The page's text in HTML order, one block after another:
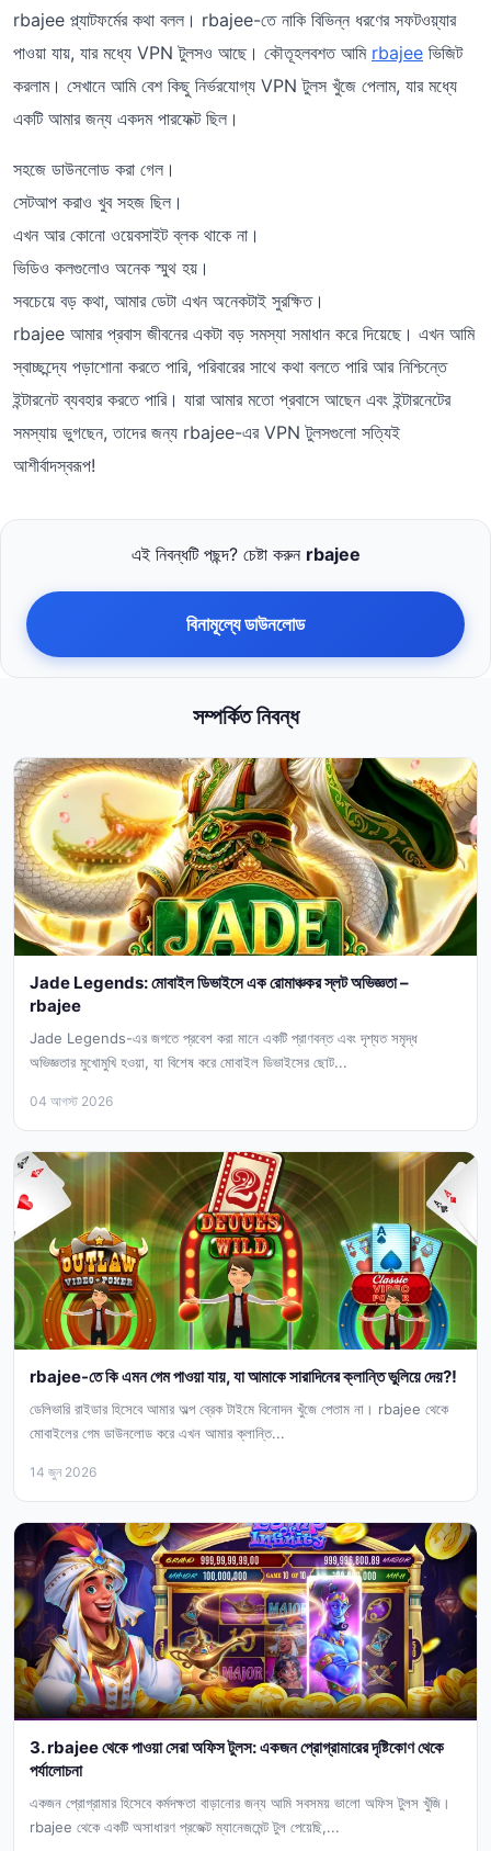
rbajee প্ল্যাটফর্মের কথা বলল। rbajee-তে নাকি বিভিন্ন ধরণের সফটওয়্যার
পাওয়া যায়, যার মধ্যে VPN টুলসও আছে। কৌতূহলবশত আমি rbajee ভিজিট
করলাম। সেখানে আমি বেশ কিছু নির্ভরযোগ্য VPN টুলস খুঁজে পেলাম, যার মধ্যে
একটি আমার জন্য একদম পারফেক্ট ছিল।
সহজে ডাউনলোড করা গেল।
সেটআপ করাও খুব সহজ ছিল।
এখন আর কোনো ওয়েবসাইট ব্লক থাকে না।
ভিডিও কলগুলোও অনেক স্মুথ হয়।
সবচেয়ে বড় কথা, আমার ডেটা এখন অনেকটাই সুরক্ষিত।
rbajee আমার প্রবাস জীবনের একটা বড় সমস্যা সমাধান করে দিয়েছে। এখন আমি
স্বাচ্ছন্দ্যে পড়াশোনা করতে পারি, পরিবারের সাথে কথা বলতে পারি আর নিশ্চিন্তে
ইন্টারনেট ব্যবহার করতে পারি। যারা আমার মতো প্রবাসে আছেন এবং ইন্টারনেটের
সমস্যায় ভুগছেন, তাদের জন্য rbajee-এর VPN টুলসগুলো সত্যিই
আশীর্বাদস্বরূপ!
এই নিবন্ধটি পছন্দ? চেষ্টা করুন rbajee
বিনামূল্যে ডাউনলোড
সম্পর্কিত নিবন্ধ
Jade Legends: মোবাইল ডিভাইসে এক রোমাঞ্চকর স্লট অভিজ্ঞতা –
rbajee
Jade Legends-এর জগতে প্রবেশ করা মানে একটি প্রাণবন্ত এবং দৃশ্যত সমৃদ্ধ
অভিজ্ঞতার মুখোমুখি হওয়া, যা বিশেষ করে মোবাইল ডিভাইসের ছোট...
04 আগস্ট 2026
rbajee-তে কি এমন গেম পাওয়া যায়, যা আমাকে সারাদিনের ক্লান্তি ভুলিয়ে দেয়?!
ডেলিভারি রাইডার হিসেবে আমার অল্প ব্রেক টাইমে বিনোদন খুঁজে পেতাম না। rbajee থেকে
মোবাইলের গেম ডাউনলোড করে এখন আমার ক্লান্তি...
14 জুন 2026
3. rbajee থেকে পাওয়া সেরা অফিস টুলস: একজন প্রোগ্রামারের দৃষ্টিকোণ থেকে
পর্যালোচনা
একজন প্রোগ্রামার হিসেবে কর্মদক্ষতা বাড়ানোর জন্য আমি সবসময় ভালো অফিস টুলস খুঁজি।
rbajee থেকে একটি অসাধারণ প্রজেক্ট ম্যানেজমেন্ট টুল পেয়েছি,...